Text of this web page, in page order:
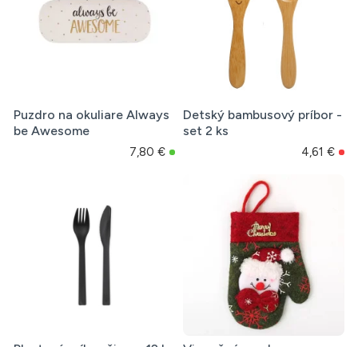
Puzdro na okuliare Always
be Awesome
7,80 €
Detský bambusový príbor -
set 2 ks
4,61 €